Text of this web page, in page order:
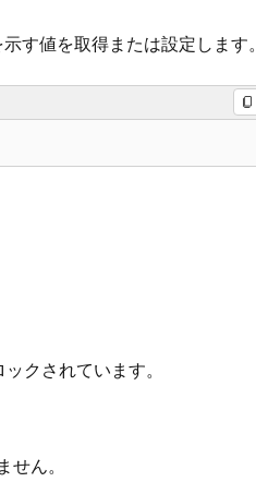
す値を取得または設定します。
クされています。
せん。